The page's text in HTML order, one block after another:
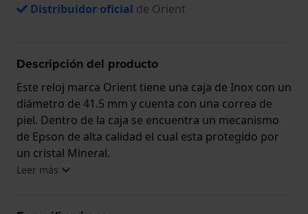
Distribuidor oficial de Orient
Descripción del producto
Este reloj marca Orient tiene una caja de Inox con un
diámetro de 41.5 mm y cuenta con una correa de
piel. Dentro de la caja se encuentra un mecanismo
de Epson de alta calidad el cual esta protegido por
un cristal Mineral.
Leer más